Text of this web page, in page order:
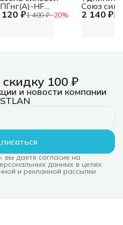
120 ₽1 400 ₽−20%
HF
ТРТС
2 140 ₽2
Союз
катушке
100 ₽
и новости компании
вы даете согласие на
данных в целях
и рекламной рассылки